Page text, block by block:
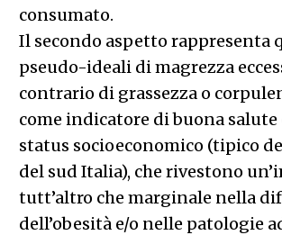
consumato.
Il secondo aspetto rappresenta
pseudo-ideali di magrezza
contrario di grassezza o
come indicatore di buona salute
status socioeconomico (tipico
del sud Italia), che rivestono
tutt’altro che marginale nella
dell’obesità e/o nelle patologie